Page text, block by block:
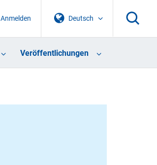
Deutsch
Anmelden
Veröffentlichungen